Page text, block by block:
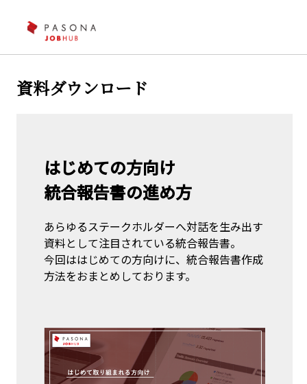
資料ダウンロード
はじめての方向け
統合報告書の進め方
あらゆるステークホルダーへ対話を生み出す
資料として注目されている統合報告書。
今回ははじめての方向けに、統合報告書作成
方法をおまとめしております。